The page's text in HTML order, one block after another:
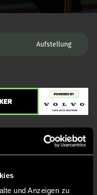
und Anzeigen zu
Aufstellung